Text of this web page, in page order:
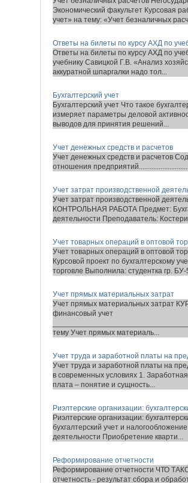
Экономический факультет Курсовая
учет» на тему: «Учет безналичных
Ответы на билеты по курсу АХД по
Ответы на билеты по курсу АХД по
учебнику Савицкой Г.В. «Анализ
аккуратной шпаргалки надо тол...
Бухгалтерский учет
Бухгалтерский учет Что такое
измеряет параметры деловой
выводов для принятия решений...
Учет денежных сpедств и pасчетов
Учет денежных сpедств и pасчетов
отношения
Учет затрат производственной
Учет затрат производственной
КОНТРОЛЬНАЯ РАБОТА Предмет:
деятельности Преподаватель:
Учет товарных операций в оптовой
Учет товарных операций в
Курсовой проект по бухгалтерскому
торговле Выполнила: студентка гр. БУ-
Учет прямых материальных затрат
Учет прямых материальных затрат
финансовый учет
тему Учет прямых материаль...
Учет труда и заработной платы на
Учет труда и заработной платы на
в современных условиях 1.
плата – понятие и сущность...
Риэлтерские организации:
Риэлтерские организации:
бухгалтерский учет и
деятельности Приобретение кварти...
Реформирование отчетности
Реформирование отчетности ЧТО
отчетность - результат сбора и